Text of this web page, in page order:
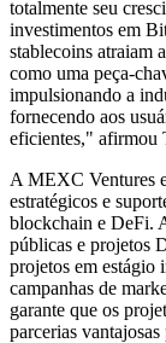
totalmente seu
investimentos em
stablecoins atraiam
como uma peça-
impulsionando a
fornecendo aos
eficientes,"
A MEXC Ventures
estratégicos e
blockchain e DeFi.
públicas e projetos
projetos em estágio
campanhas de
garante que os
parcerias vantajosas